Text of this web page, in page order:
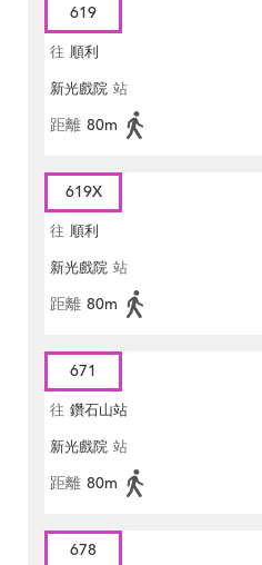
619
往 順利
新光戲院 站
距離 80m
619X
往 順利
新光戲院 站
距離 80m
671
往 鑽石山站
新光戲院 站
距離 80m
678